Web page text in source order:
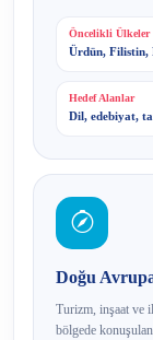
Öncelikli Ülkeler
Ürdün, Filistin,
Hedef Alanlar
Dil, edebiyat,
Doğu
Turizm, inşaat ve
bölgede